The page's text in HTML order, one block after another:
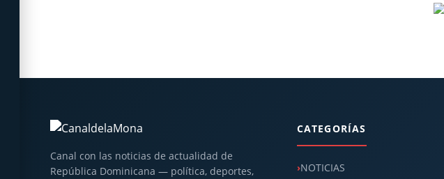
Canal con las noticias de actualidad de
República Dominicana — política, deportes,
CATEGORÍAS
NOTICIAS